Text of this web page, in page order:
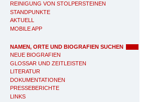
REINIGUNG VON STOLPERSTEINEN
STANDPUNKTE
AKTUELL
MOBILE APP
NAMEN, ORTE UND BIOGRAFIEN SUCHEN
NEUE BIOGRAFIEN
GLOSSAR UND ZEITLEISTEN
LITERATUR
DOKUMENTATIONEN
PRESSEBERICHTE
LINKS